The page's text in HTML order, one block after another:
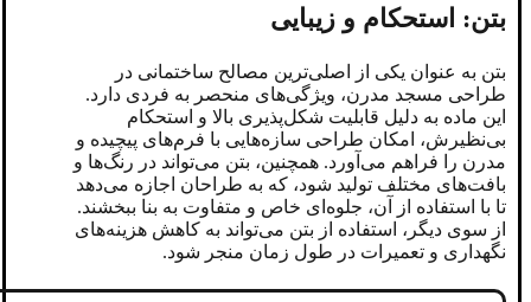
بتن: استحکام و زیبایی
بتن به عنوان یکی از اصلی‌ترین مصالح ساختمانی در
طراحی مسجد مدرن، ویژگی‌های منحصر به فردی دارد.
این ماده به دلیل قابلیت شکل‌پذیری بالا و استحکام
بی‌نظیرش، امکان طراحی سازه‌هایی با فرم‌های پیچیده و
مدرن را فراهم می‌آورد. همچنین، بتن می‌تواند در رنگ‌ها و
بافت‌های مختلف تولید شود، که به طراحان اجازه می‌دهد
تا با استفاده از آن، جلوه‌ای خاص و متفاوت به بنا ببخشند.
از سوی دیگر، استفاده از بتن می‌تواند به کاهش هزینه‌های
نگهداری و تعمیرات در طول زمان منجر شود.